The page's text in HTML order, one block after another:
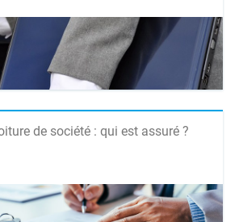
de société : qui est assuré ?